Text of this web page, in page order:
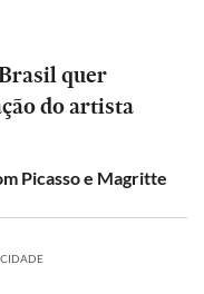
quer
do artista
Picasso e Magritte